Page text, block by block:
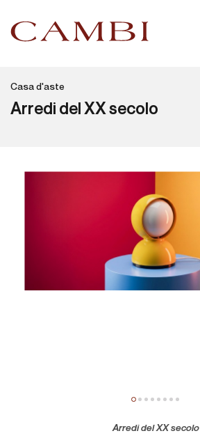
Casa d'aste
Arredi del XX secolo
Arredi del XX secolo